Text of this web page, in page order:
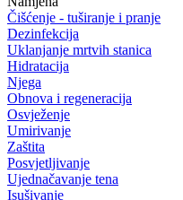
Čišćenje - tuširanje i pranje
Dezinfekcija
Uklanjanje mrtvih stanica
Hidratacija
Njega
Obnova i regeneracija
Osvježenje
Umirivanje
Zaštita
Posvjetljivanje
Ujednačavanje tena
Isušivanje